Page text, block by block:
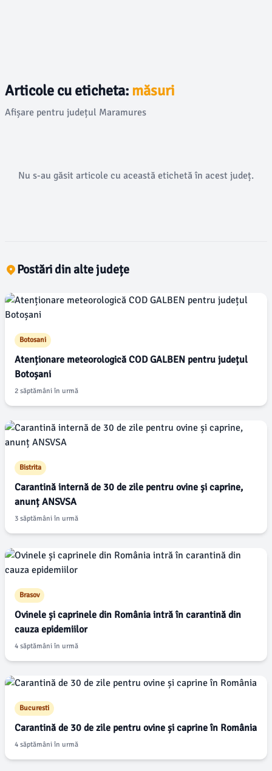
Articole cu eticheta: măsuri
Afișare pentru județul Maramures
Nu s-au găsit articole cu această etichetă în acest județ.
Postări din alte județe
Botosani
Atenționare meteorologică COD GALBEN pentru județul
Botoșani
2 săptămâni în urmă
Bistrita
Carantină internă de 30 de zile pentru ovine și caprine,
anunț ANSVSA
3 săptămâni în urmă
Brasov
Ovinele și caprinele din România intră în carantină din
cauza epidemiilor
4 săptămâni în urmă
Bucuresti
Carantină de 30 de zile pentru ovine și caprine în România
4 săptămâni în urmă